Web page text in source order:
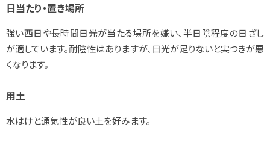
日当たり・置き場所
強い西日や長時間日光が当たる場所を嫌い、半日陰程度の日ざし
が適しています。耐陰性はありますが、日光が足りないと実つきが悪
くなります。
用土
水はけと通気性が良い土を好みます。